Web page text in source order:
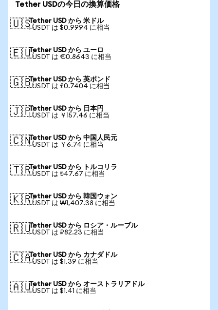
Tether USDの今日の換算価格
🇺🇸Tether USD から 米ドル
1 USDT は $0.9994 に相当
🇪🇺Tether USD から ユーロ
1 USDT は €0.8643 に相当
🇬🇧Tether USD から 英ポンド
1 USDT は £0.7404 に相当
🇯🇵Tether USD から 日本円
1 USDT は ￥157.46 に相当
🇨🇳Tether USD から 中国人民元
1 USDT は ￥6.74 に相当
🇹🇷Tether USD から トルコリラ
1 USDT は ₺47.67 に相当
🇰🇷Tether USD から 韓国ウォン
1 USDT は ₩1,407.38 に相当
🇷🇺Tether USD から ロシア・ルーブル
1 USDT は ₽82.23 に相当
🇨🇦Tether USD から カナダドル
1 USDT は $1.39 に相当
🇦🇺Tether USD から オーストラリアドル
1 USDT は $1.41 に相当